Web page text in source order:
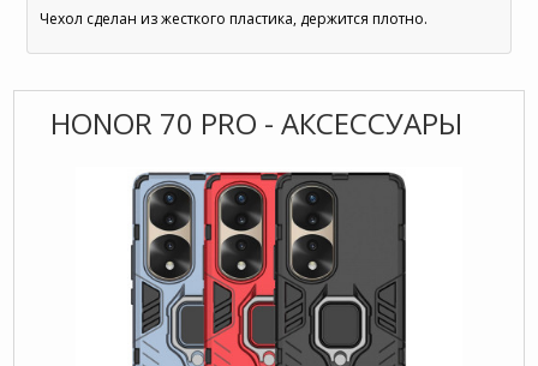
Чехол сделан из жесткого пластика, держится плотно.
HONOR 70 PRO - АКСЕССУАРЫ